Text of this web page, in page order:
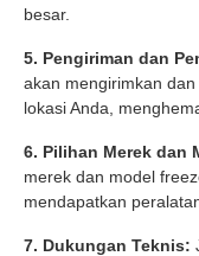
besar.
5. Pengiriman dan
akan mengirimkan
lokasi Anda,
6. Pilihan Merek dan
merek dan model
mendapatkan
7. Dukungan Teknis: